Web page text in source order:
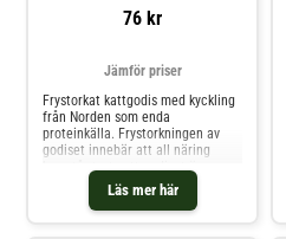
76 kr
Läs mer här
Jämför priser
Frystorkat kattgodis med kyckling
från Norden som enda
proteinkälla. Frystorkningen av
godiset innebär att all näring
kvarstår trots att godiset är
torkat. Kladdar inte, smakar
otroligt gott och är packat med
näring och har en väldigt hög